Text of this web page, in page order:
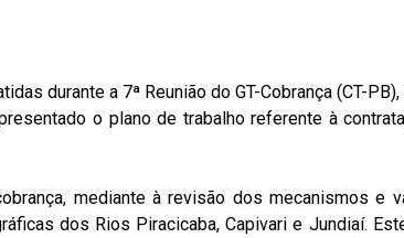
durante a 7ª Reunião do GT-Cobrança (CT-
o plano de trabalho referente à
mediante à revisão dos mecanismos e
dos Rios Piracicaba, Capivari e Jundiaí.